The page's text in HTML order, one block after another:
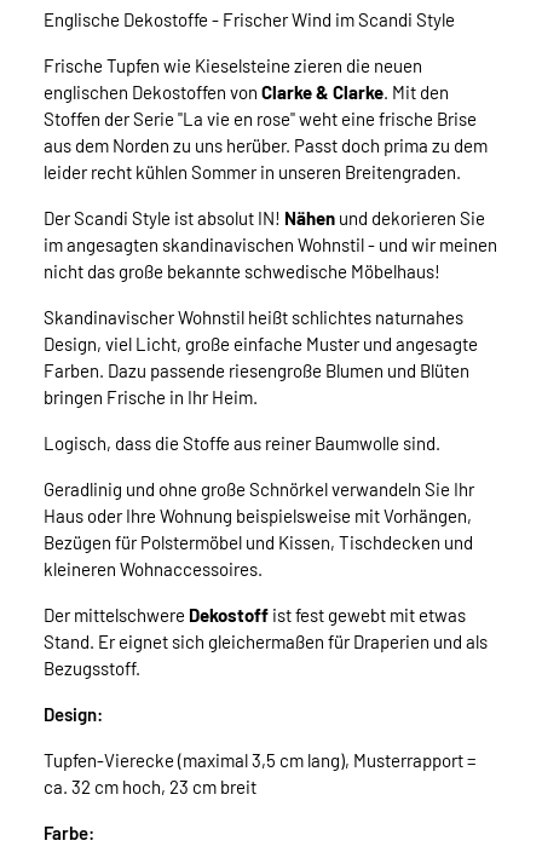
Englische Dekostoffe - Frischer Wind im Scandi Style
Frische Tupfen wie Kieselsteine zieren die neuen
englischen Dekostoffen von Clarke & Clarke. Mit den
Stoffen der Serie "La vie en rose" weht eine frische Brise
aus dem Norden zu uns herüber. Passt doch prima zu dem
leider recht kühlen Sommer in unseren Breitengraden.
Der Scandi Style ist absolut IN! Nähen und dekorieren Sie
im angesagten skandinavischen Wohnstil - und wir meinen
nicht das große bekannte schwedische Möbelhaus!
Skandinavischer Wohnstil heißt schlichtes naturnahes
Design, viel Licht, große einfache Muster und angesagte
Farben. Dazu passende riesengroße Blumen und Blüten
bringen Frische in Ihr Heim.
Logisch, dass die Stoffe aus reiner Baumwolle sind.
Geradlinig und ohne große Schnörkel verwandeln Sie Ihr
Haus oder Ihre Wohnung beispielsweise mit Vorhängen,
Bezügen für Polstermöbel und Kissen, Tischdecken und
kleineren Wohnaccessoires.
Der mittelschwere Dekostoff ist fest gewebt mit etwas
Stand. Er eignet sich gleichermaßen für Draperien und als
Bezugsstoff.
Design:
Tupfen-Vierecke (maximal 3,5 cm lang), Musterrapport =
ca. 32 cm hoch, 23 cm breit
Farbe: